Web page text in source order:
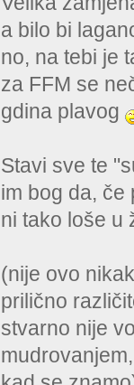
a bilo bi
no, na tebi je
za FFM se
gdina plavog
Stavi sve te
im bog da, če
ni tako loše u
(nije ovo
prilično
stvarno nije